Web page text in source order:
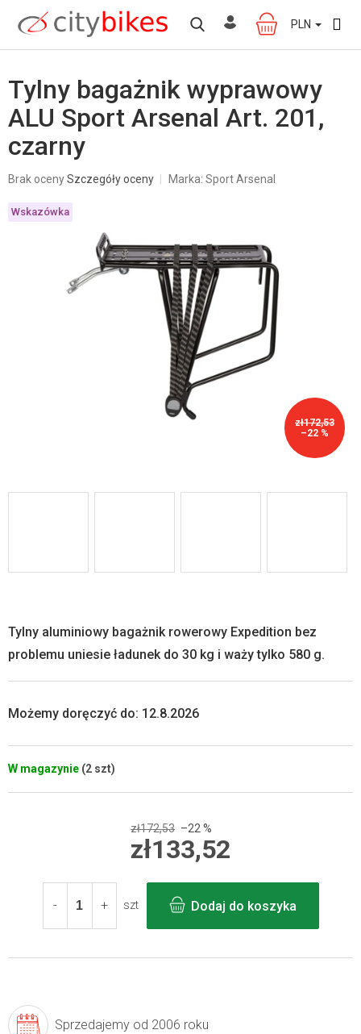
treści
KOSZYK
PLN
Tylny bagażnik wyprawowy
ALU Sport Arsenal Art. 201,
czarny
Średnia
produktu
wynosi
Brak ocenySzczegóły oceny Marka: Sport Arsenal
zł172,53
–22 %
Wskazówka
W magazynie (2 szt)
Możemy doręczyć do: 12.8.2026
Tylny aluminiowy bagażnik rowerowy Expedition bez
problemu uniesie ładunek do 30 kg i waży tylko 580 g.
zł172,53 –22 %
zł133,52
jednostkowa:
szt
Dodaj do koszyka
Sprzedajemy od 2006 roku